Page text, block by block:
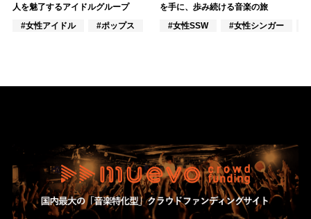
人を魅了するアイドルグループ
#女性アイドル
#ポップス
を手に、歩み続ける音楽の旅
#女性SSW
#女性シンガー